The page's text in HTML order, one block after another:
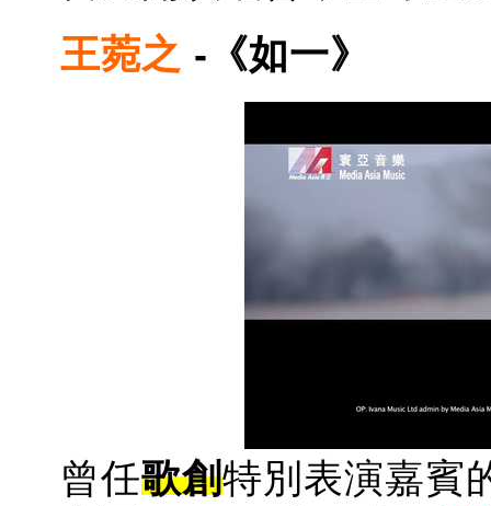
王菀之 -《如一》
曾任歌創特別表演嘉賓